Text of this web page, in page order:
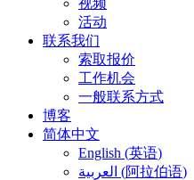
视频
活动
联系我们
索取报价
工作机会
一般联系方式
博客
简体中文
English (英语)
العربية (阿拉伯语)